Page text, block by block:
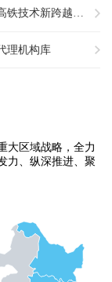
行业权威报刊发布公司以创新实践引领高铁技术新跨越标杆案例
理机构库
大区域战略，全力
力、纵深推进、聚